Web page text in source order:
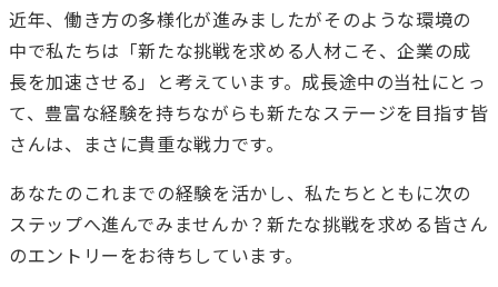
近年、働き方の多様化が進みましたがそのような環境の
中で私たちは 「新たな挑戦を求める人材こそ、企業の成
長を加速させる」と考えています。 成長途中の当社にとっ
て、豊富な経験を持ちながらも新たなステージを目指す皆
さんは、まさに貴重な戦力です。
あなたのこれまでの経験を活かし、私たちとともに次の
ステップへ進んでみませんか？ 新たな挑戦を求める皆さん
のエントリーをお待ちしています。